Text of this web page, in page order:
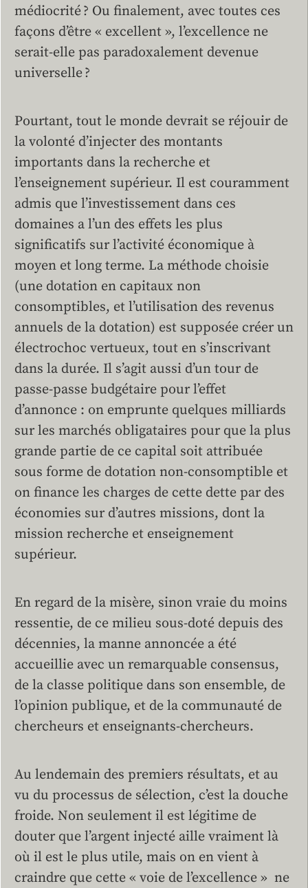
médiocrité ? Ou finalement, avec toutes ces
façons d’être « excellent », l’excellence ne
serait-elle pas paradoxalement devenue
universelle ?
Pourtant, tout le monde devrait se réjouir de
la volonté d’injecter des montants
importants dans la recherche et
l’enseignement supérieur. Il est couramment
admis que l’investissement dans ces
domaines a l’un des effets les plus
significatifs sur l’activité économique à
moyen et long terme. La méthode choisie
(une dotation en capitaux non
consomptibles, et l’utilisation des revenus
annuels de la dotation) est supposée créer un
électrochoc vertueux, tout en s’inscrivant
dans la durée. Il s’agit aussi d’un tour de
passe-passe budgétaire pour l’effet
d’annonce : on emprunte quelques milliards
sur les marchés obligataires pour que la plus
grande partie de ce capital soit attribuée
sous forme de dotation non-consomptible et
on finance les charges de cette dette par des
économies sur d’autres missions, dont la
mission recherche et enseignement
supérieur.
En regard de la misère, sinon vraie du moins
ressentie, de ce milieu sous-doté depuis des
décennies, la manne annoncée a été
accueillie avec un remarquable consensus,
de la classe politique dans son ensemble, de
l’opinion publique, et de la communauté de
chercheurs et enseignants-chercheurs.
Au lendemain des premiers résultats, et au
vu du processus de sélection, c’est la douche
froide. Non seulement il est légitime de
douter que l’argent injecté aille vraiment là
où il est le plus utile, mais on en vient à
craindre que cette « voie de l’excellence » ne